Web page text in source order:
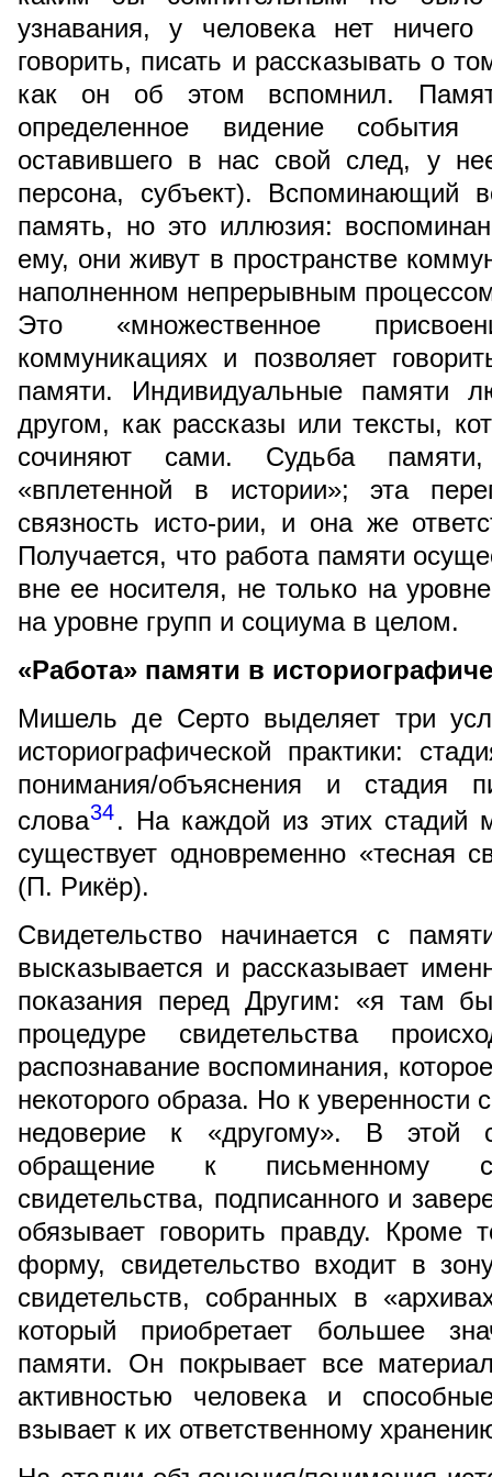
узнавания, у человека нет
говорить, писать и рассказывать о
как он об этом вспомнил.
определенное видение
оставившего в нас свой след, у
персона, субъект). Вспоминающий
память, но это иллюзия:
ему, они живут в пространстве
наполненном непрерывным
Это «множественное
коммуникациях и позволяет
памяти. Индивидуальные памяти
другом, как рассказы или тексты,
сочиняют сами. Судьба
«вплетенной в истории»; эта
связность исто-рии, и она же
Получается, что работа памяти
вне ее носителя, не только на
на уровне групп и социума в целом.
«Работа» памяти в
Мишель де Серто выделяет три
историографической практики:
понимания/объяснения и стадия
слова34. На каждой из этих стадий
существует одновременно «тесная
(П. Рикёр).
Свидетельство начинается с
высказывается и рассказывает
показания перед Другим: «я там
процедуре свидетельства
распознавание воспоминания,
некоторого образа. Но к уверенности
недоверие к «другому». В этой
обращение к письменному
свидетельства, подписанного и
обязывает говорить правду. Кроме
форму, свидетельство входит в
свидетельств, собранных в
который приобретает большее
памяти. Он покрывает все
активностью человека и
взывает к их ответственному